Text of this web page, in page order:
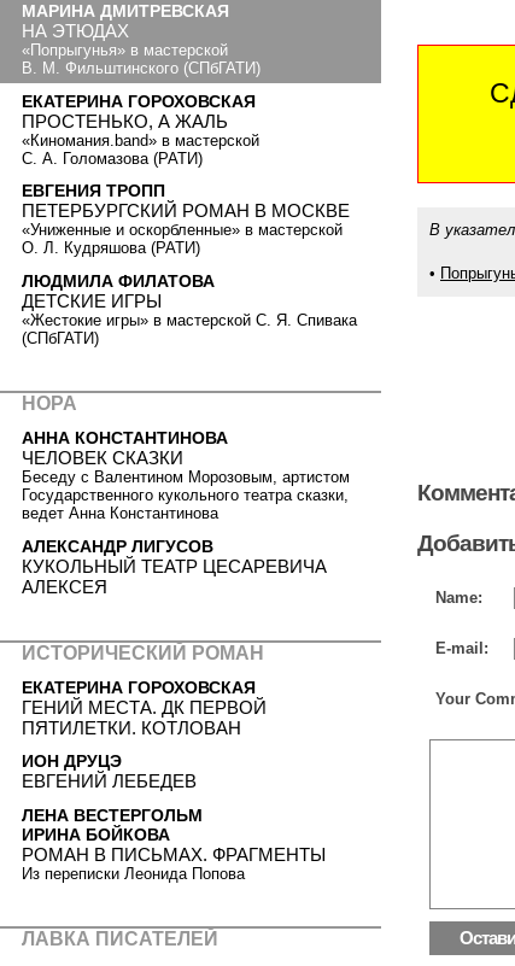
В
•
Name:
E-mail:
Your
МАРИНА ДМИТРЕВСКАЯ
НА ЭТЮДАХ
«Попрыгунья» в мастерской
В. М. Фильштинского (СПбГАТИ)
ЕКАТЕРИНА ГОРОХОВСКАЯ
ПРОСТЕНЬКО, А ЖАЛЬ
«Киномания.band» в мастерской
С. А. Голомазова (РАТИ)
ЕВГЕНИЯ ТРОПП
ПЕТЕРБУРГСКИЙ РОМАН В МОСКВЕ
«Униженные и оскорбленные» в мастерской
О. Л. Кудряшова (РАТИ)
ЛЮДМИЛА ФИЛАТОВА
ДЕТСКИЕ ИГРЫ
«Жестокие игры» в мастерской С. Я. Спивака
(СПбГАТИ)
НОРА
АННА КОНСТАНТИНОВА
ЧЕЛОВЕК СКАЗКИ
Беседу с Валентином Морозовым, артистом
Государственного кукольного театра сказки,
ведет Анна Константинова
АЛЕКСАНДР ЛИГУСОВ
КУКОЛЬНЫЙ ТЕАТР ЦЕСАРЕВИЧА
АЛЕКСЕЯ
ИСТОРИЧЕСКИЙ РОМАН
ЕКАТЕРИНА ГОРОХОВСКАЯ
ГЕНИЙ МЕСТА. ДК ПЕРВОЙ
ПЯТИЛЕТКИ. КОТЛОВАН
ИОН ДРУЦЭ
ЕВГЕНИЙ ЛЕБЕДЕВ
ЛЕНА ВЕСТЕРГОЛЬМ
ИРИНА БОЙКОВА
РОМАН В ПИСЬМАХ. ФРАГМЕНТЫ
Из переписки Леонида Попова
ЛАВКА ПИСАТЕЛЕЙ